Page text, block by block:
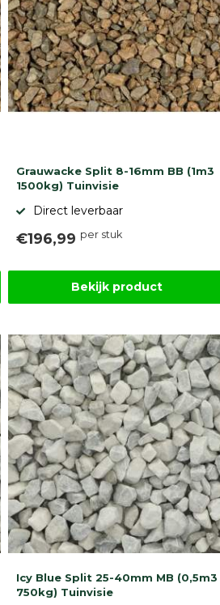
Grauwacke Split 8-16mm BB (1m3
1500kg) Tuinvisie
Direct leverbaar
€196,99 per stuk
Bekijk product
Icy Blue Split 25-40mm MB (0,5m3
750kg) Tuinvisie